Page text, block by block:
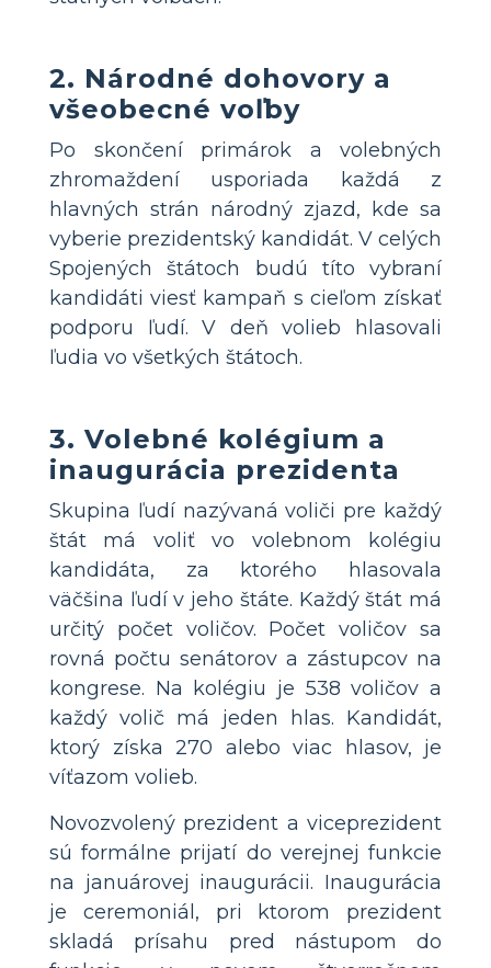
2. Národné dohovory a
všeobecné voľby
Po skončení primárok a volebných
zhromaždení usporiada každá z
hlavných strán národný zjazd, kde sa
vyberie prezidentský kandidát. V celých
Spojených štátoch budú títo vybraní
kandidáti viesť kampaň s cieľom získať
podporu ľudí. V deň volieb hlasovali
ľudia vo všetkých štátoch.
3. Volebné kolégium a
inaugurácia prezidenta
Skupina ľudí nazývaná voliči pre každý
štát má voliť vo volebnom kolégiu
kandidáta, za ktorého hlasovala
väčšina ľudí v jeho štáte. Každý štát má
určitý počet voličov. Počet voličov sa
rovná počtu senátorov a zástupcov na
kongrese. Na kolégiu je 538 voličov a
každý volič má jeden hlas. Kandidát,
ktorý získa 270 alebo viac hlasov, je
víťazom volieb.
Novozvolený prezident a viceprezident
sú formálne prijatí do verejnej funkcie
na januárovej inaugurácii. Inaugurácia
je ceremoniál, pri ktorom prezident
skladá prísahu pred nástupom do